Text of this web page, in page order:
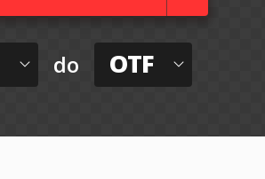
do OTF